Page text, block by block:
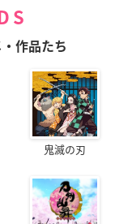
作品たち
鬼滅の刃